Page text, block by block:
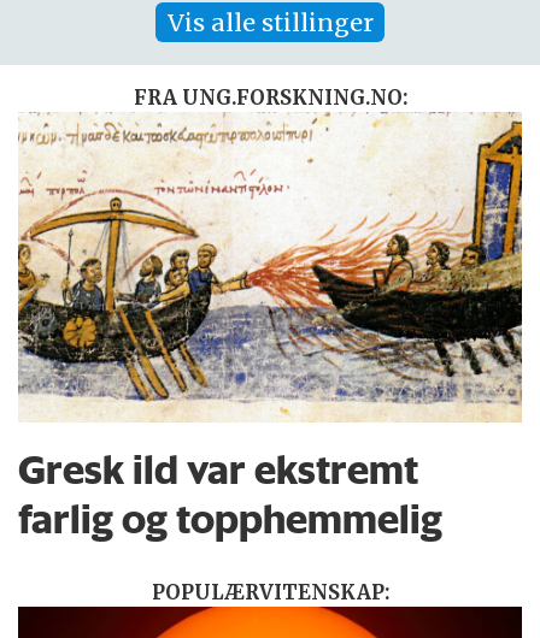
Vis alle stillinger
FRA UNG.FORSKNING.NO:
Gresk ild var ekstremt
farlig og topphemmelig
POPULÆRVITENSKAP: